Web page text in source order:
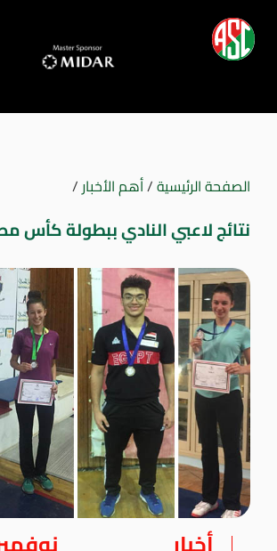
الصفحة الرئيسية/أهم الأخبار/
نتائج لاعبي النادي ببطولة كأس